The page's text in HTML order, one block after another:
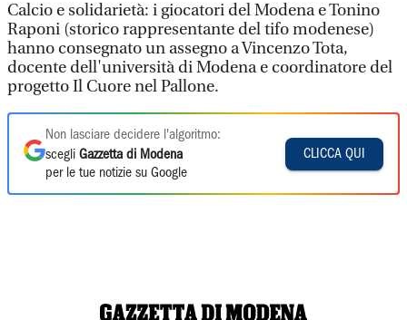
Calcio e solidarietà: i giocatori del Modena e Tonino
Raponi (storico rappresentante del tifo modenese)
hanno consegnato un assegno a Vincenzo Tota,
docente dell'università di Modena e coordinatore del
progetto Il Cuore nel Pallone.
Non lasciare decidere l'algoritmo:
scegli Gazzetta di Modena
per le tue notizie su Google
CLICCA QUI